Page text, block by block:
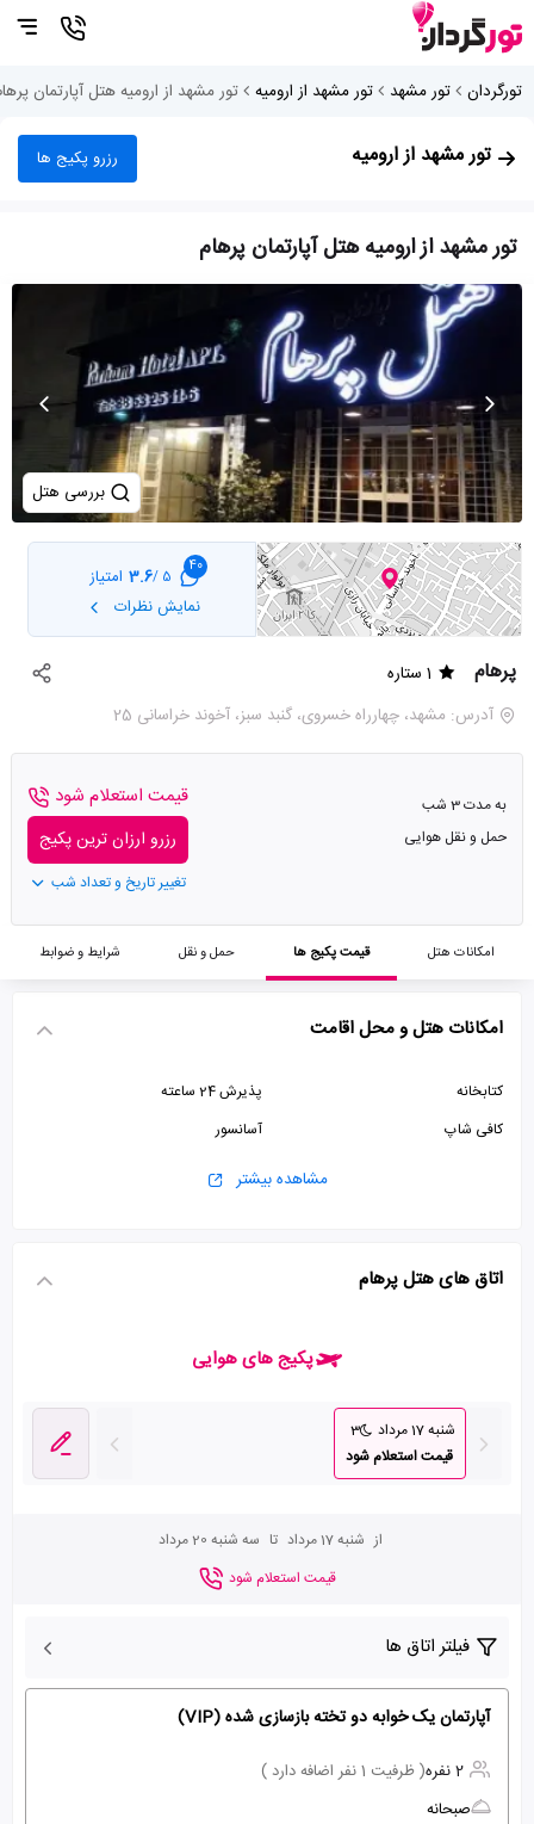
تورگردان تور مشهد تور مشهد از ارومیه تور مشهد از ارومیه هتل آپارتمان
تور مشهد از ارومیه رزرو پکیج ها
تور مشهد از ارومیه هتل آپارتمان پرهام
بررسی هتل
40
5 /
3.6 امتیاز
نمایش نظرات
پرهام
1 ستاره
آدرس: مشهد، چهارراه خسروی، گنبد سبز، آخوند خراسانی 25
به مدت 3 شب
حمل و نقل هوایی
قیمت استعلام شود
رزرو ارزان ترین پکیج
تغییر تاریخ و تعداد شب
امکانات هتل قیمت پکیج ها حمل و نقل شرایط و ضوابط
امکانات هتل و محل اقامت
کتابخانه
پذیرش 24 ساعته
کافی شاپ
آسانسور
مشاهده بیشتر
اتاق های هتل پرهام
پکیج های هوایی
شنبه 17 مرداد
3
قیمت استعلام شود
از شنبه 17 مرداد تا سه شنبه 20 مرداد
قیمت استعلام شود
فیلتر اتاق ها
آپارتمان یک خوابه دو تخته بازسازی شده (VIP)
2 نفره
( ظرفیت 1 نفر اضافه دارد )
صبحانه